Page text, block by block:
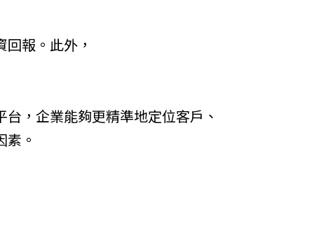
報。此外，
，企業能夠更精準地定位客戶、
。